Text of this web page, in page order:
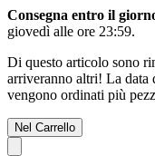
Consegna entro il
giovedì alle ore 23:59.
Di questo articolo sono
arriveranno altri! La data
vengono ordinati più
Nel Carrello